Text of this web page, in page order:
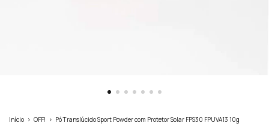
Início > OFF! > Pó Translúcido Sport Powder com Protetor Solar FPS30 FPUVA13 10g